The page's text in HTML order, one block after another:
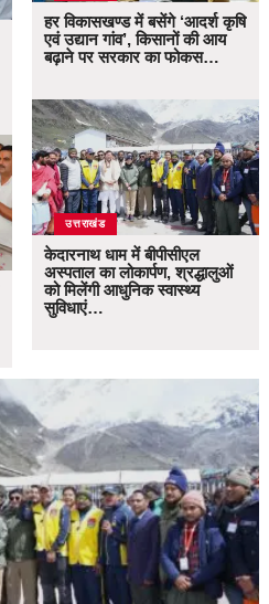
हर विकासखण्ड में बसेंगे ‘आदर्श कृषि
एवं उद्यान गांव’, किसानों की आय
बढ़ाने पर सरकार का फोकस…
उत्तराखंड
केदारनाथ धाम में बीपीसीएल
अस्पताल का लोकार्पण, श्रद्धालुओं
को मिलेंगी आधुनिक स्वास्थ्य
सुविधाएं…